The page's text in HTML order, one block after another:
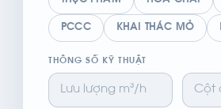
PCCC KHAI THÁC MỎ
THÔNG SỐ KỸ THUẬT